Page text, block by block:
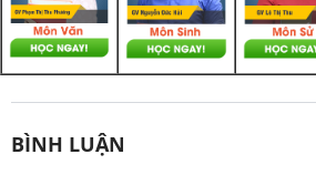
BÌNH LUẬN